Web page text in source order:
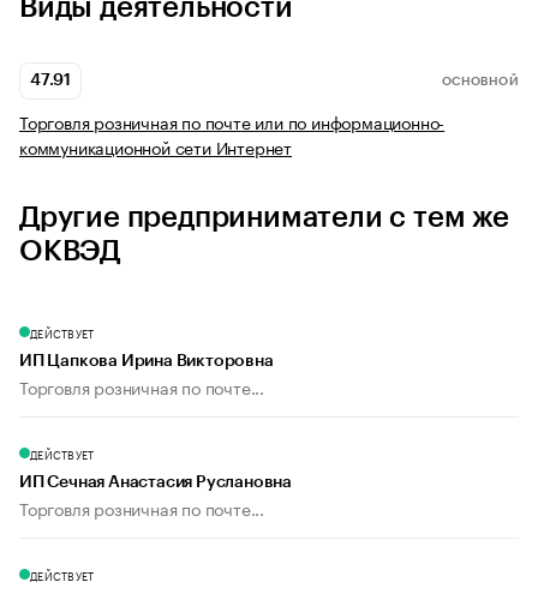
Виды деятельности
47.91 ОСНОВНОЙ
Торговля розничная по почте или по информационно-
коммуникационной сети Интернет
Другие предприниматели с тем же
ОКВЭД
ДЕЙСТВУЕТ
ИП Цапкова Ирина Викторовна
Торговля розничная по почте...
ДЕЙСТВУЕТ
ИП Сечная Анастасия Руслановна
Торговля розничная по почте...
ДЕЙСТВУЕТ